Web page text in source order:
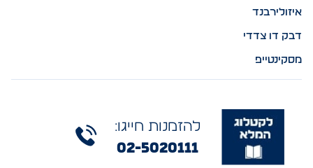
איזולירבנד
דבק דו צדדי
מסקינטייפ
להזמנות חייגו:
02-5020111